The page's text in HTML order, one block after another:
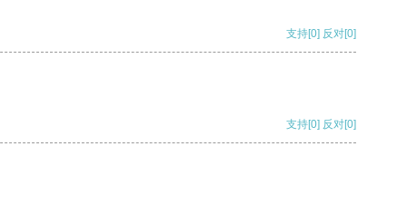
支持[0] 反对[0]
支持[0] 反对[0]